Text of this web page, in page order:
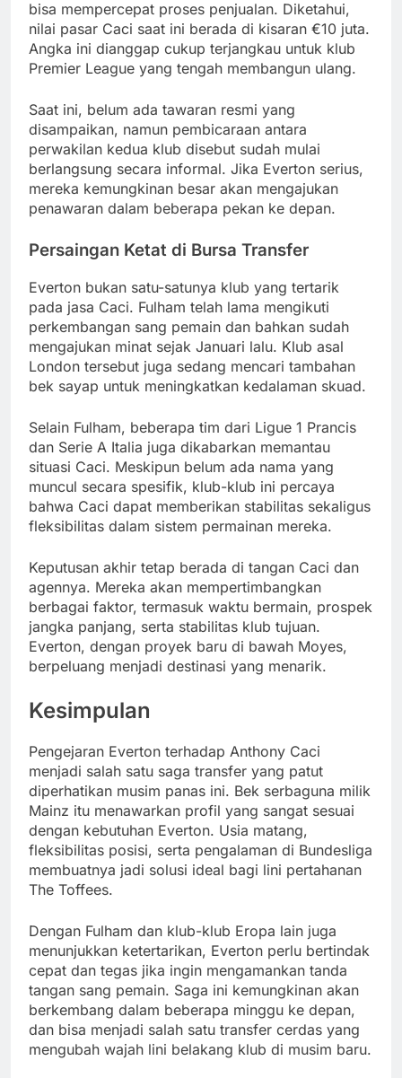
bisa mempercepat proses penjualan. Diketahui,
nilai pasar Caci saat ini berada di kisaran €10 juta.
Angka ini dianggap cukup terjangkau untuk klub
Premier League yang tengah membangun ulang.
Saat ini, belum ada tawaran resmi yang
disampaikan, namun pembicaraan antara
perwakilan kedua klub disebut sudah mulai
berlangsung secara informal. Jika Everton serius,
mereka kemungkinan besar akan mengajukan
penawaran dalam beberapa pekan ke depan.
Persaingan Ketat di Bursa Transfer
Everton bukan satu-satunya klub yang tertarik
pada jasa Caci. Fulham telah lama mengikuti
perkembangan sang pemain dan bahkan sudah
mengajukan minat sejak Januari lalu. Klub asal
London tersebut juga sedang mencari tambahan
bek sayap untuk meningkatkan kedalaman skuad.
Selain Fulham, beberapa tim dari Ligue 1 Prancis
dan Serie A Italia juga dikabarkan memantau
situasi Caci. Meskipun belum ada nama yang
muncul secara spesifik, klub-klub ini percaya
bahwa Caci dapat memberikan stabilitas sekaligus
fleksibilitas dalam sistem permainan mereka.
Keputusan akhir tetap berada di tangan Caci dan
agennya. Mereka akan mempertimbangkan
berbagai faktor, termasuk waktu bermain, prospek
jangka panjang, serta stabilitas klub tujuan.
Everton, dengan proyek baru di bawah Moyes,
berpeluang menjadi destinasi yang menarik.
Kesimpulan
Pengejaran Everton terhadap Anthony Caci
menjadi salah satu saga transfer yang patut
diperhatikan musim panas ini. Bek serbaguna milik
Mainz itu menawarkan profil yang sangat sesuai
dengan kebutuhan Everton. Usia matang,
fleksibilitas posisi, serta pengalaman di Bundesliga
membuatnya jadi solusi ideal bagi lini pertahanan
The Toffees.
Dengan Fulham dan klub-klub Eropa lain juga
menunjukkan ketertarikan, Everton perlu bertindak
cepat dan tegas jika ingin mengamankan tanda
tangan sang pemain. Saga ini kemungkinan akan
berkembang dalam beberapa minggu ke depan,
dan bisa menjadi salah satu transfer cerdas yang
mengubah wajah lini belakang klub di musim baru.